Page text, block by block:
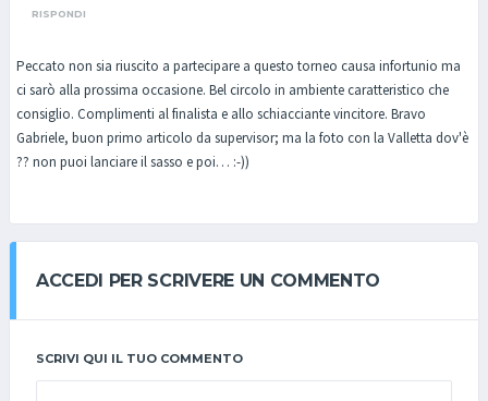
RISPONDI
Peccato non sia riuscito a partecipare a questo torneo causa infortunio ma
ci sarò alla prossima occasione. Bel circolo in ambiente caratteristico che
consiglio. Complimenti al finalista e allo schiacciante vincitore. Bravo
Gabriele, buon primo articolo da supervisor; ma la foto con la Valletta dov'è
?? non puoi lanciare il sasso e poi… :-))
ACCEDI PER SCRIVERE UN COMMENTO
SCRIVI QUI IL TUO COMMENTO